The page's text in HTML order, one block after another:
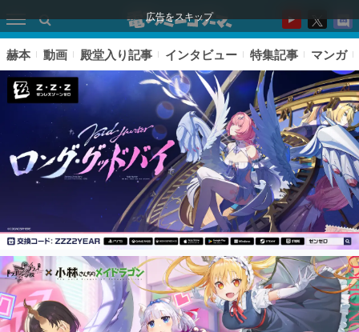
広告をスキップ
ピックアップ
電ファミのいま読まれている記事ランキング
赫本 動画 殿堂入り記事 インタビュー 特集記事 マンガ